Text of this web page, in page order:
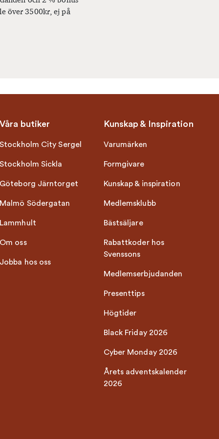
över 3500kr, ej på
Våra butiker
Stockholm City Sergel
Stockholm Sickla
Göteborg Järntorget
Malmö Södergatan
Lammhult
Om oss
Jobba hos oss
Kunskap & Inspiration
Varumärken
Formgivare
Kunskap & inspiration
Medlemsklubb
Bästsäljare
Rabattkoder hos
Svenssons
Medlemserbjudanden
Presenttips
Högtider
Black Friday 2026
Cyber Monday 2026
Årets adventskalender
2026